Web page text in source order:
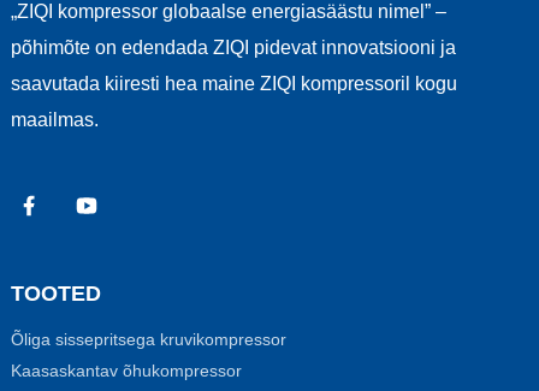
„ZIQI kompressor globaalse energiasäästu nimel” –
põhimõte on edendada ZIQI pidevat innovatsiooni ja
saavutada kiiresti hea maine ZIQI kompressoril kogu
maailmas.
TOOTED
Õliga sissepritsega kruvikompressor
Kaasaskantav õhukompressor